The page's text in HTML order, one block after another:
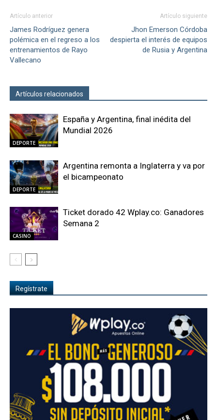
Artículo anterior
James Rodríguez genera
polémica en el regreso a los
entrenamientos de Rayo
Vallecano
Artículo siguiente
Jhon Emerson Córdoba
despierta el interés de equipos
de Rusia y Argentina
Artículos relacionados
DEPORTE
España y Argentina, final inédita del
Mundial 2026
DEPORTE
Argentina remonta a Inglaterra y va por
el bicampeonato
CASINO
Ticket dorado 42 Wplay.co: Ganadores
Semana 2
Regístrate